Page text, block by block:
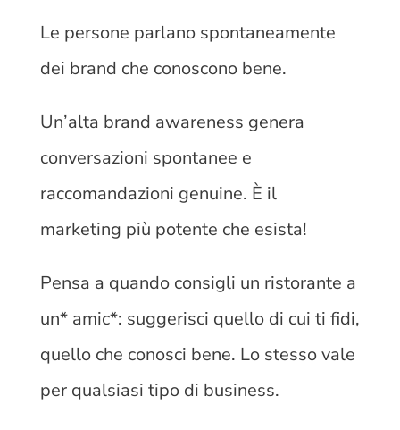
Le persone parlano spontaneamente
dei brand che conoscono bene.
Un’alta brand awareness genera
conversazioni spontanee e
raccomandazioni genuine. È il
marketing più potente che esista!
Pensa a quando consigli un ristorante a
un* amic*: suggerisci quello di cui ti fidi,
quello che conosci bene. Lo stesso vale
per qualsiasi tipo di business.